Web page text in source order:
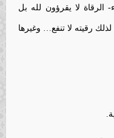
لا يقرؤون لله بل
رقيته لا تنفع… وغيرها